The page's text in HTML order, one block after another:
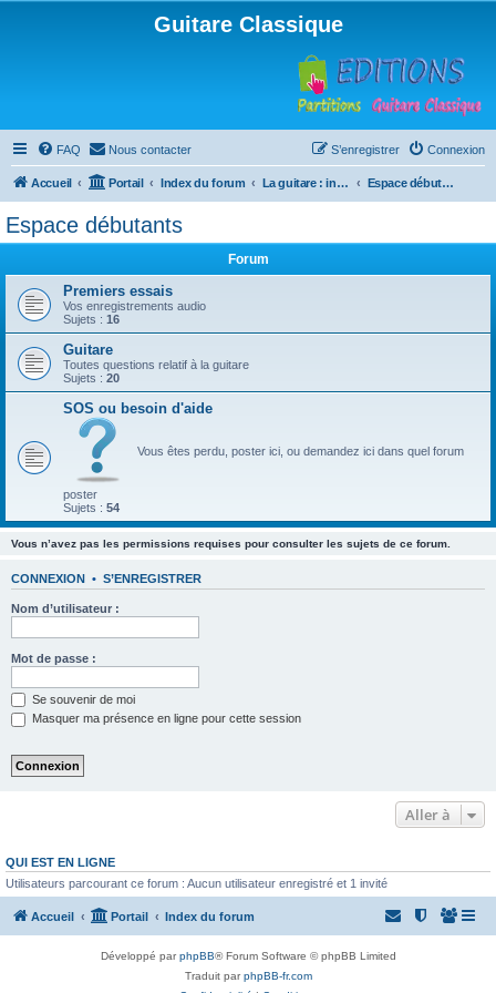
Guitare Classique
FAQ Nous contacter Connexion
S’enregistrer
Accueil Portail Index du forum La guitare : instrument, cours et théorie Espace débutants
Espace débutants
Forum
Premiers essais
Vos enregistrements audio
Sujets : 16
Guitare
Toutes questions relatif à la guitare
Sujets : 20
SOS ou besoin d'aide
Vous êtes perdu, poster ici, ou demandez ici dans quel forum
poster
Sujets : 54
Vous n’avez pas les permissions requises pour consulter les sujets de ce forum.
CONNEXION • S’ENREGISTRER
Nom d’utilisateur :
Mot de passe :
Se souvenir de moi
Masquer ma présence en ligne pour cette session
Aller à
QUI EST EN LIGNE
Utilisateurs parcourant ce forum : Aucun utilisateur enregistré et 1 invité
Accueil Portail Index du forum
Développé parphpBB® Forum Software © phpBB Limited
Traduit parphpBB-fr.com